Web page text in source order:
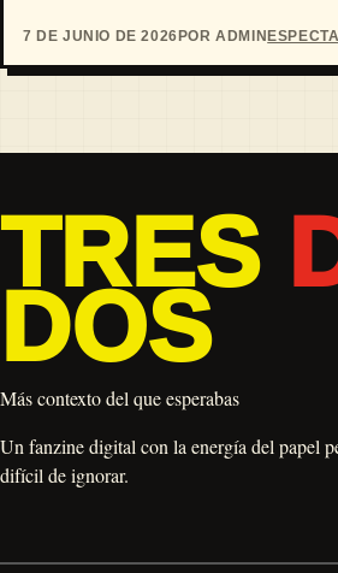
7 DE JUNIO DE 2026POR ADMIN
TRES
DOS
Más contexto del que esperabas
Un fanzine digital con la energía del papel
difícil de ignorar.